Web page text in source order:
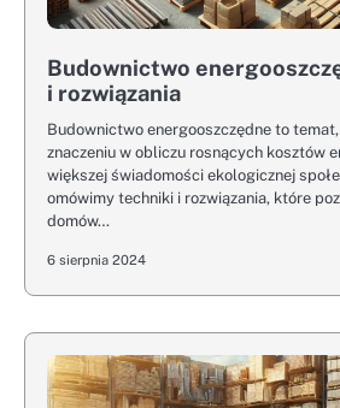
Budownictwo
i rozwiązania
Budownictwo energooszczędne to
znaczeniu w obliczu rosnących kosztów
większej świadomości ekologicznej
omówimy techniki i rozwiązania, które
domów…
6 sierpnia 2024